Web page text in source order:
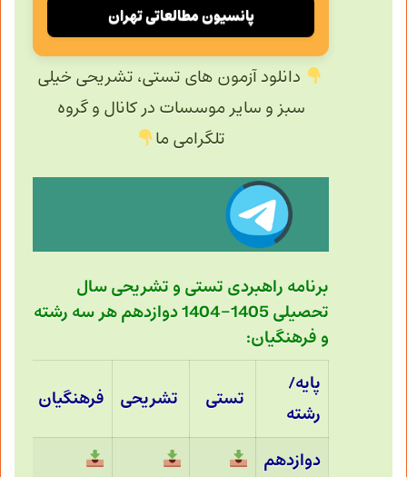
پانسیون مطالعاتی تهران
دانلود آزمون های تستی، تشریحی خیلی
سبز و سایر موسسات در کانال و گروه
تلگرامی ما
برنامه راهبردی تستی و تشریحی سال
تحصیلی 1405-1404 دوازدهم هر سه رشته
و فرهنگیان:
پایه/
رشته
تستی تشریحی فرهنگیان
دوازدهم